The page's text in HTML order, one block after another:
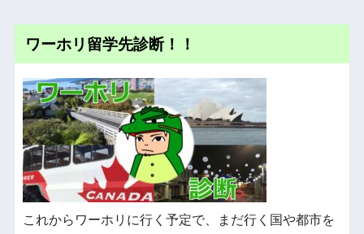
ワーホリ留学先診断！！
これからワーホリに行く予定で、まだ行く国や都市を